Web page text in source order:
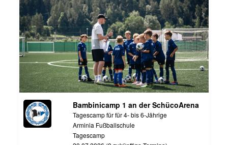
Bambinicamp 1 an der SchücoArena
Tagescamp für für 4- bis 6-Jährige
Arminia Fußballschule
Tagescamp